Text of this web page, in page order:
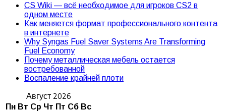
CS Wiki — всё необходимое для игроков CS2 в
одном месте
Как меняется формат профессионального контента
в интернете
Why Syngas Fuel Saver Systems Are Transforming
Fuel Economy
Почему металлическая мебель остается
востребованной
Воспаление крайней плоти
Август 2026
Пн Вт Ср Чт Пт Сб Вс